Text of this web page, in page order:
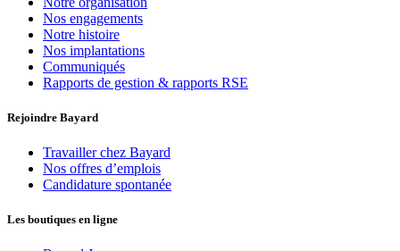
Nos engagements
Notre histoire
Nos implantations
Communiqués
Rapports de gestion & rapports RSE
Rejoindre Bayard
Travailler chez Bayard
Nos offres d’emplois
Candidature spontanée
Les boutiques en ligne